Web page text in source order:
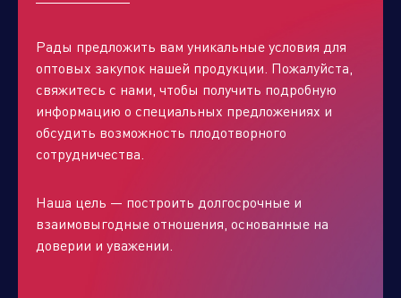
Рады предложить вам уникальные условия для
оптовых закупок нашей продукции. Пожалуйста,
свяжитесь с нами, чтобы получить подробную
информацию о специальных предложениях и
обсудить возможность плодотворного
сотрудничества.
Наша цель — построить долгосрочные и
взаимовыгодные отношения, основанные на
доверии и уважении.